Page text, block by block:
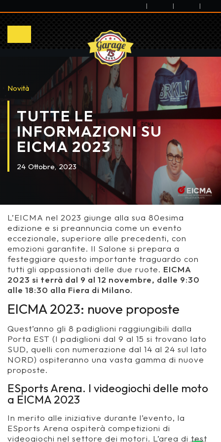
| | |
Novità
TUTTE LE
INFORMAZIONI SU
EICMA 2023
24 Ottobre, 2023
L’EICMA nel 2023 giunge alla sua 80esima
edizione e si preannuncia come un evento
eccezionale, superiore alle precedenti, con
emozioni garantite. Il Salone si prepara a
festeggiare questo importante traguardo con
tutti gli appassionati delle due ruote. EICMA
2023 si terrà dal 9 al 12 novembre, dalle 9:30
alle 18:30 alla Fiera di Milano.
EICMA 2023: nuove proposte
Quest’anno gli 8 padiglioni raggiungibili dalla
Porta EST (I padiglioni dal 9 al 15 si trovano lato
SUD, quelli con numerazione dal 14 al 24 sul lato
NORD) ospiteranno una vasta gamma di nuove
proposte.
ESports Arena. I videogiochi delle moto
a EICMA 2023
In merito alle iniziative durante l’evento, la
ESports Arena ospiterà competizioni di
videogiochi nel settore dei motori. L’area di test